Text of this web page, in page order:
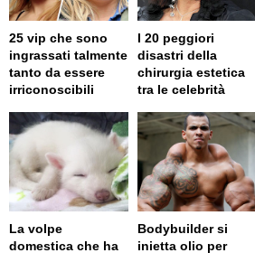
25 vip che sono
ingrassati talmente
tanto da essere
irriconoscibili
I 20 peggiori
disastri della
chirurgia estetica
tra le celebrità
La volpe
domestica che ha
Bodybuilder si
inietta olio per